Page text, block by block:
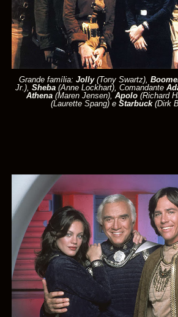
Grande família: Jolly (Tony Swartz),
Jr.), Sheba (Anne Lockhart), Comandante
Athena (Maren Jensen), Apolo (Richard
(Laurette Spang) e Starbuck (Dirk